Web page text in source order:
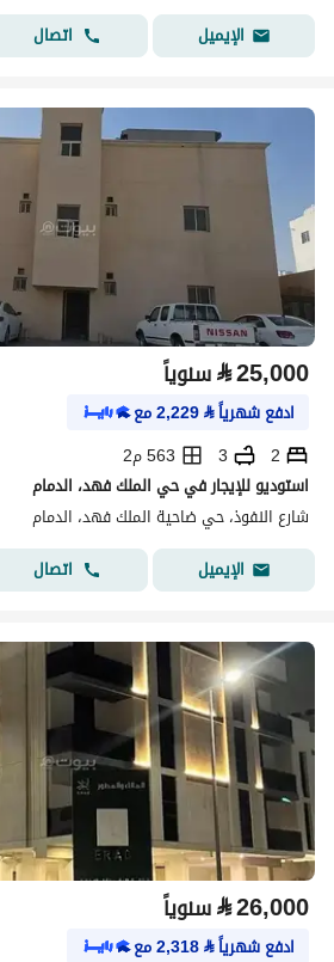
الإيميل
اتصال
⃁25,000 سنوياً
ادفع شهرياً⃁
2,229مع
2
3
563 م2
استوديو للإيجار في حي الملك فهد، الدمام
شارع النفوذ، حي ضاحية الملك فهد، الدمام
الإيميل
اتصال
⃁26,000 سنوياً
ادفع شهرياً⃁
2,318مع